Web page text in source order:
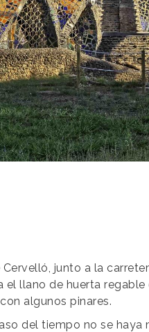
junto a la
llano de huerta
algunos pinares.
del tiempo no se